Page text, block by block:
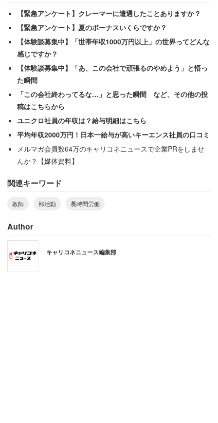
質より量の環境は部活動から始まる？
校の部活にもあると指摘。中学時代に所属していた吹奏楽
部では、朝早く来て遅くまで練習に励む人が評価され、そ
うでない生徒は冷たい視線を浴びたと書いている。そのう
【緊急アンケート】クレーマーに遭遇したことありますか？
【緊急アンケート】夏のボーナスいくらですか？
【体験談募集中】「世帯年収1000万円以上」の世界ってどんな
感じですか？
【体験談募集中】「あ、この会社で頑張るのやめよう」と悟っ
た瞬間
「この会社終わってるな…」と思った瞬間 など、その他の投
稿はこちらから
ユニクロ社員の年収は？給与明細はこちら
平均年収2000万円！日本一給与が高いキーエンス社員の口コミ
メルマガ会員数64万のキャリコネニュースで企業PRをしませ
んか？【媒体資料】
関連キーワード
教師 部活動 長時間労働
Author
キャリコネニュース編集部